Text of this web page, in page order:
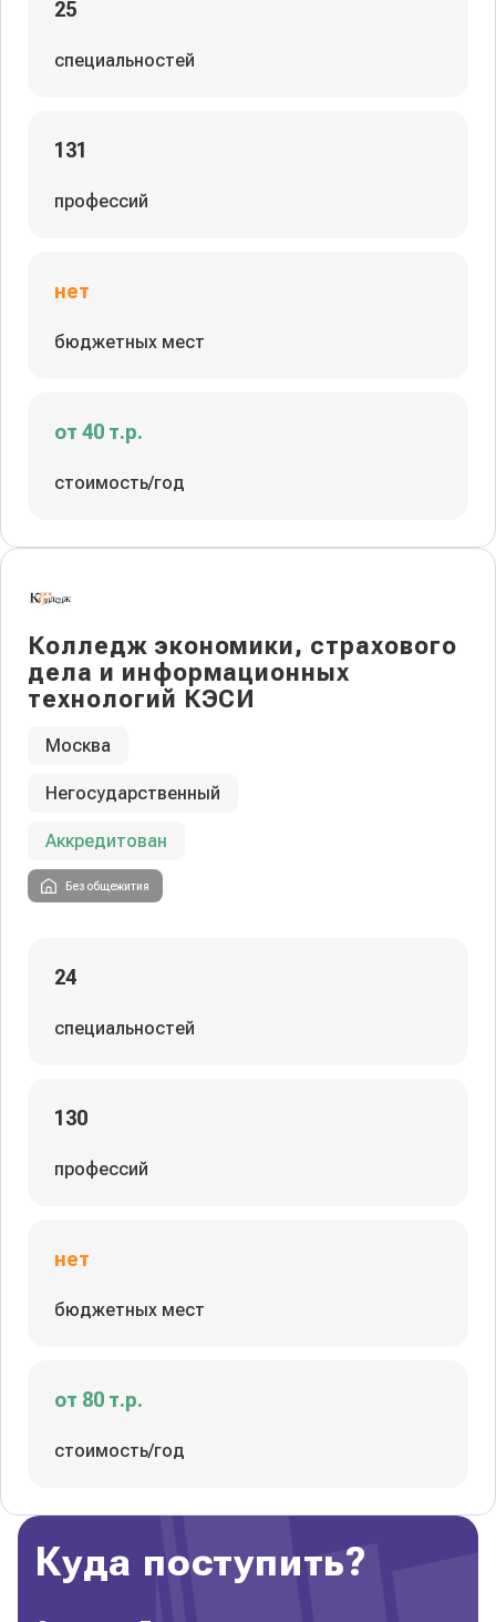
25
специальностей
131
профессий
нет
бюджетных мест
от 40 т.р.
стоимость/год
Колледж экономики, страхового
дела и информационных
технологий КЭСИ
Москва
Негосударственный
Аккредитован
Без общежития
24
специальностей
130
профессий
нет
бюджетных мест
от 80 т.р.
стоимость/год
Куда поступить?